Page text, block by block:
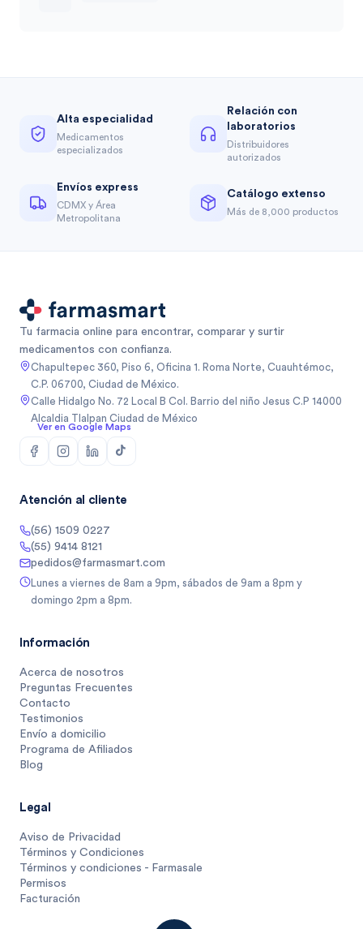
Alta especialidad
Medicamentos
especializados
Relación con
laboratorios
Distribuidores
autorizados
Envíos express
CDMX y Área
Metropolitana
Catálogo extenso
Más de 8,000 productos
Tu farmacia online para encontrar, comparar y surtir
medicamentos con confianza.
Chapultepec 360, Piso 6, Oficina 1. Roma Norte, Cuauhtémoc,
C.P. 06700, Ciudad de México.
Calle Hidalgo No. 72 Local B Col. Barrio del niño Jesus C.P 14000
Alcaldia Tlalpan Ciudad de México
Ver en Google Maps
Atención al cliente
(56) 1509 0227
(55) 9414 8121
pedidos@farmasmart.com
Lunes a viernes de 8am a 9pm, sábados de 9am a 8pm y
domingo 2pm a 8pm.
Información
Acerca de nosotros
Preguntas Frecuentes
Contacto
Testimonios
Envío a domicilio
Programa de Afiliados
Blog
Legal
Aviso de Privacidad
Términos y Condiciones
Términos y condiciones - Farmasale
Permisos
Facturación